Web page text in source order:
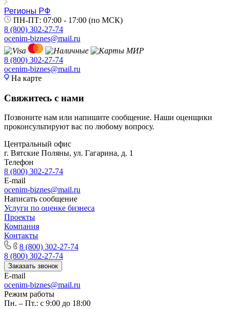
Регионы РФ
ПН-ПТ: 07:00 - 17:00 (по МСК)
8 (800) 302-27-74
ocenim-biznes@mail.ru
8 (800) 302-27-74
ocenim-biznes@mail.ru
На карте
Свяжитесь с нами
Позвоните нам или напишите сообщение. Наши оценщики
проконсультируют вас по любому вопросу.
Центральный офис
г. Вятские Поляны, ул. Гагарина, д. 1
Телефон
8 (800) 302-27-74
E-mail
ocenim-biznes@mail.ru
Написать сообщение
Услуги по оценке бизнеса
Проекты
Компания
Контакты
8 (800) 302-27-74
8 (800) 302-27-74
Заказать звонок
E-mail
ocenim-biznes@mail.ru
Режим работы
Пн. – Пт.: с 9:00 до 18:00
Городец
Горячий Ключ
Грозный
Губаха
Губкин
Губкинский
Гуково
Гусев
Дедовск
Джанкой
Дзержинск
Дзержинский
Димитровград
Дмитров
Долгопрудный
Домодедово
Донецк
Дубна
Дюртюли
Евпатория
Егорьевск
Ейск
Екатеринбург